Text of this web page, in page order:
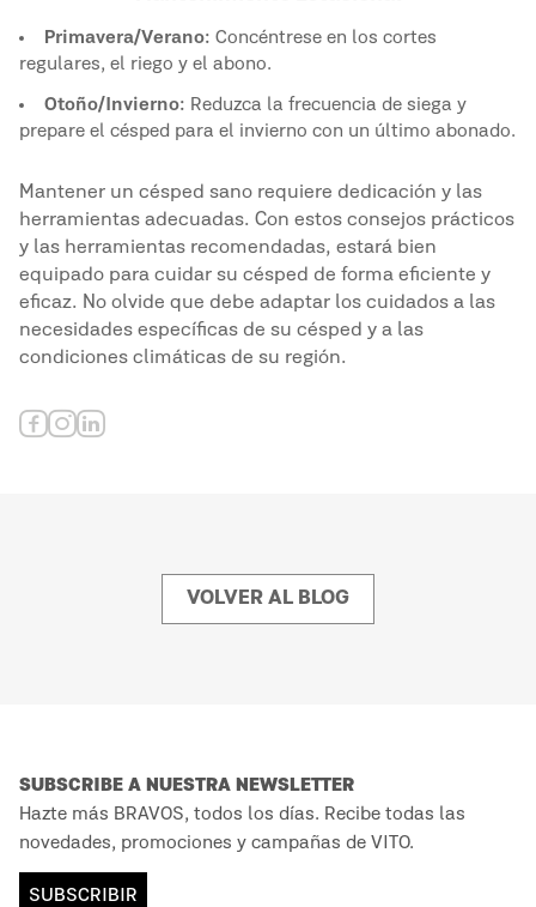
Primavera/Verano: Concéntrese en los cortes
regulares, el riego y el abono.
Otoño/Invierno: Reduzca la frecuencia de siega y
prepare el césped para el invierno con un último abonado.
Mantener un césped sano requiere dedicación y las
herramientas adecuadas. Con estos consejos prácticos
y las herramientas recomendadas, estará bien
equipado para cuidar su césped de forma eficiente y
eficaz. No olvide que debe adaptar los cuidados a las
necesidades específicas de su césped y a las
condiciones climáticas de su región.
VOLVER AL BLOG
SUBSCRIBE A NUESTRA NEWSLETTER
Hazte más BRAVOS, todos los días. Recibe todas las
novedades, promociones y campañas de VITO.
SUBSCRIBIR